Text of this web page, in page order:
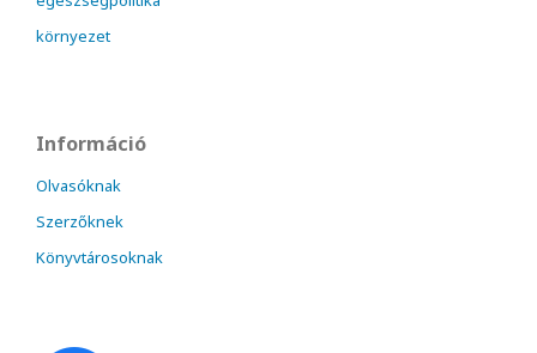
környezet
Információ
Olvasóknak
Szerzőknek
Könyvtárosoknak